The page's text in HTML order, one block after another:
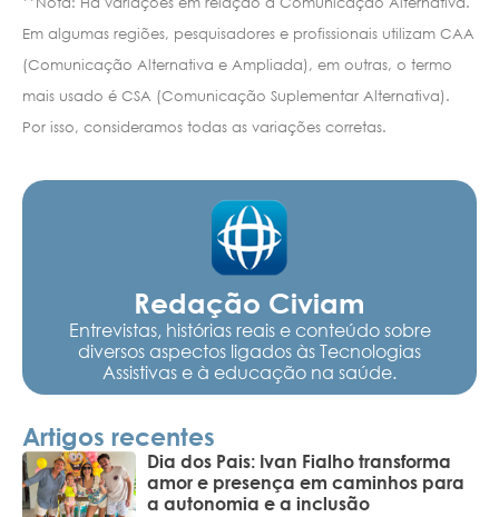
Em algumas regiões, pesquisadores e profissionais utilizam CAA
(Comunicação Alternativa e Ampliada), em outras, o termo
mais usado é CSA (Comunicação Suplementar Alternativa).
Por isso, consideramos todas as variações corretas.
Redação Civiam
Entrevistas, histórias reais e conteúdo sobre
diversos aspectos ligados às Tecnologias
Assistivas e à educação na saúde.
Artigos recentes
Dia dos Pais: Ivan Fialho transforma
amor e presença em caminhos para
a autonomia e a inclusão